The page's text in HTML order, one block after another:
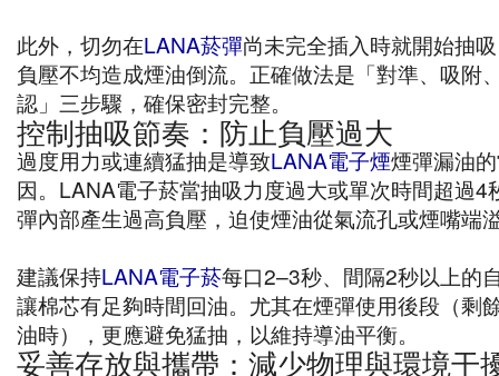
此外，切勿在LANA菸彈尚未完全插入時就開始抽
負壓不均造成煙油倒流。正確做法是「對準、吸附
認」三步驟，確保密封完整。
控制抽吸節奏：防止負壓過大
過度用力或連續猛抽是導致LANA電子煙煙彈漏油
因。LANA電子菸當抽吸力度過大或單次時間超過4
彈內部產生過高負壓，迫使煙油從氣流孔或煙嘴端
建議保持LANA電子菸每口2–3秒、間隔2秒以上的
讓棉芯有足夠時間回油。尤其在煙彈使用後段（剩
油時），更應避免猛抽，以維持導油平衡。
妥善存放與攜帶：減少物理與環境干